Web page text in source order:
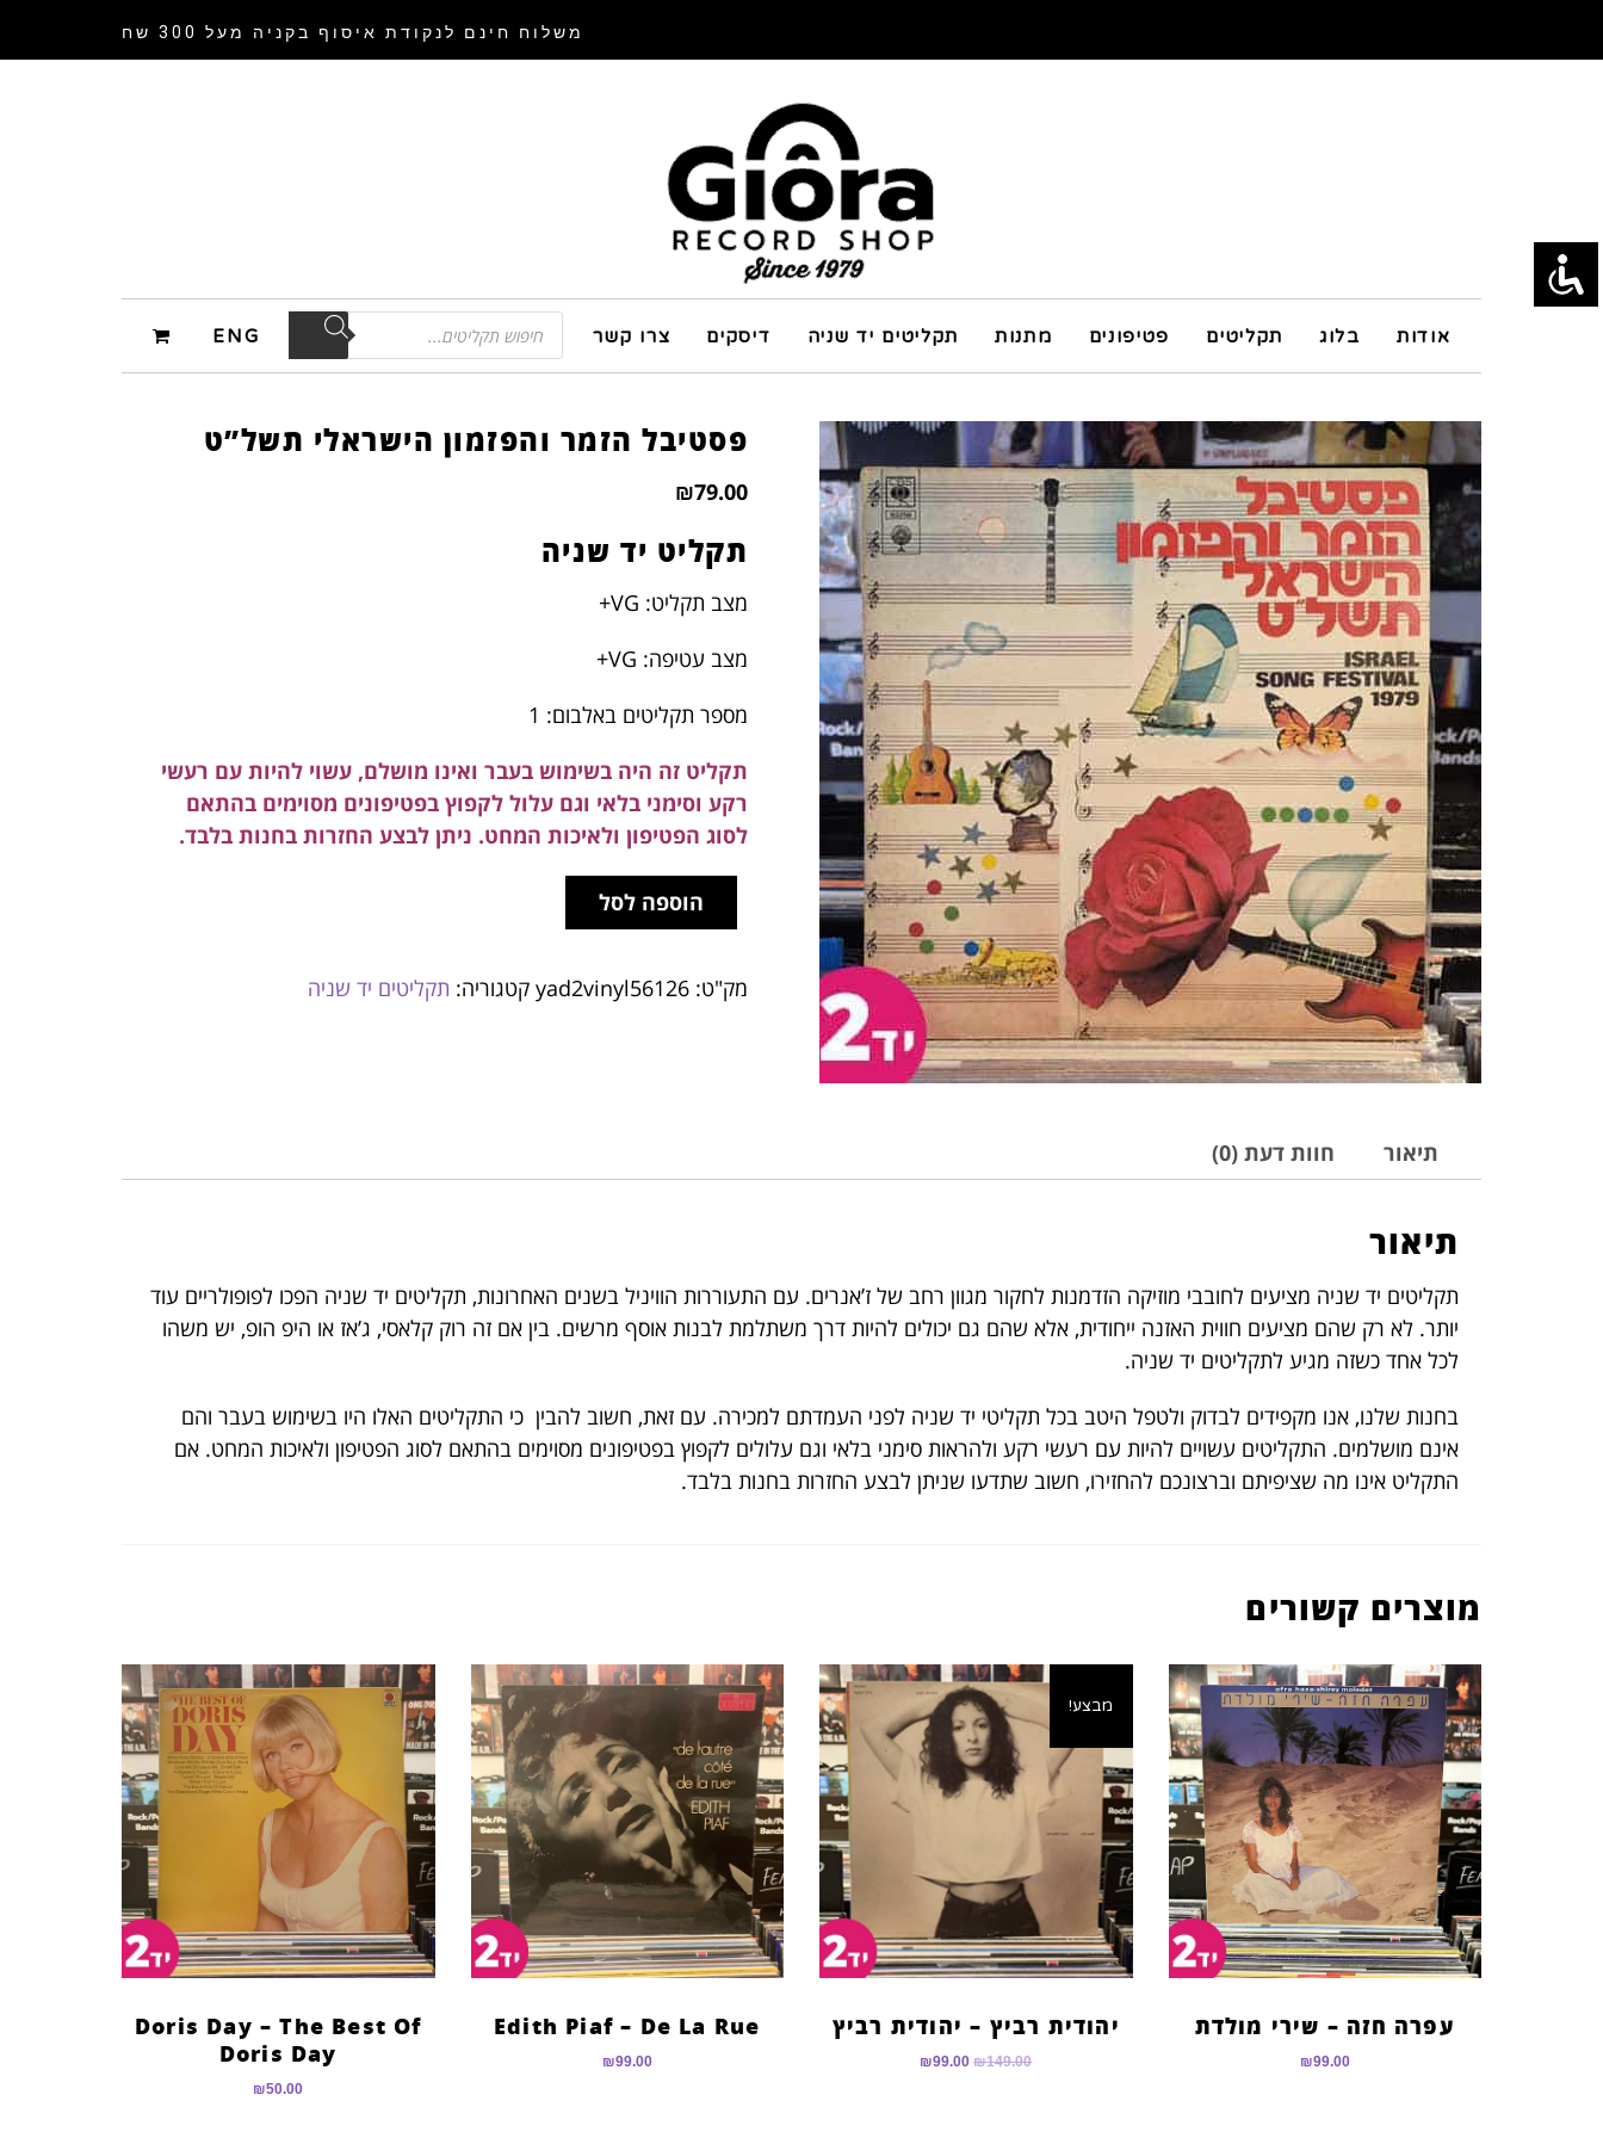
משלוח חינם לנקודת איסוף בקניה מעל 300 שח
אודות בלוג תקליטים פטיפונים מתנות תקליטים יד שניה דיסקים צרו קשר ENG
פסטיבל הזמר והפזמון הישראלי תשל”ט
₪79.00
תקליט יד שניה
מצב תקליט: VG+
מצב עטיפה: VG+
מספר תקליטים באלבום: 1
תקליט זה היה בשימוש בעבר ואינו מושלם, עשוי להיות עם רעשי
רקע וסימני בלאי וגם עלול לקפוץ בפטיפונים מסוימים בהתאם
לסוג הפטיפון ולאיכות המחט. ניתן לבצע החזרות בחנות בלבד.
הוספה לסל
מק"ט: yad2vinyl56126 קטגוריה: תקליטים יד שניה
תיאור חוות דעת (0)
תיאור
תקליטים יד שניה מציעים לחובבי מוזיקה הזדמנות לחקור מגוון רחב של ז’אנרים. עם התעוררות הוויניל בשנים האחרונות, תקליטים יד שניה הפכו לפופולריים עוד
יותר. לא רק שהם מציעים חווית האזנה ייחודית, אלא שהם גם יכולים להיות דרך משתלמת לבנות אוסף מרשים. בין אם זה רוק קלאסי, ג’אז או היפ הופ, יש משהו
לכל אחד כשזה מגיע לתקליטים יד שניה.
בחנות שלנו, אנו מקפידים לבדוק ולטפל היטב בכל תקליטי יד שניה לפני העמדתם למכירה. עם זאת, חשוב להבין כי התקליטים האלו היו בשימוש בעבר והם
אינם מושלמים. התקליטים עשויים להיות עם רעשי רקע ולהראות סימני בלאי וגם עלולים לקפוץ בפטיפונים מסוימים בהתאם לסוג הפטיפון ולאיכות המחט. אם
התקליט אינו מה שציפיתם וברצונכם להחזירו, חשוב שתדעו שניתן לבצע החזרות בחנות בלבד.
מוצרים קשורים
עפרה חזה – שירי מולדת
₪99.00
מבצע!
יהודית רביץ – יהודית רביץ
₪149.00
₪99.00
Edith Piaf – De La Rue
₪99.00
Doris Day – The Best Of
Doris Day
₪50.00